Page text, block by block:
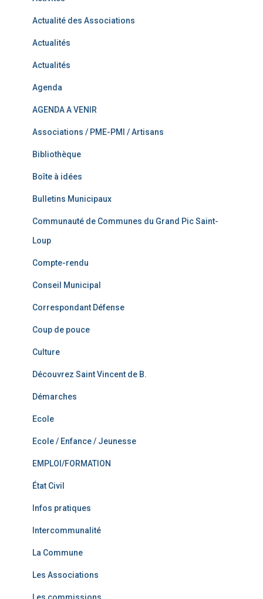
Actualité des Associations
Actualités
Actualités
Agenda
AGENDA A VENIR
Associations / PME-PMI / Artisans
Bibliothèque
Boîte à idées
Bulletins Municipaux
Communauté de Communes du Grand Pic Saint-
Loup
Compte-rendu
Conseil Municipal
Correspondant Défense
Coup de pouce
Culture
Découvrez Saint Vincent de B.
Démarches
Ecole
Ecole / Enfance / Jeunesse
EMPLOI/FORMATION
État Civil
Infos pratiques
Intercommunalité
La Commune
Les Associations